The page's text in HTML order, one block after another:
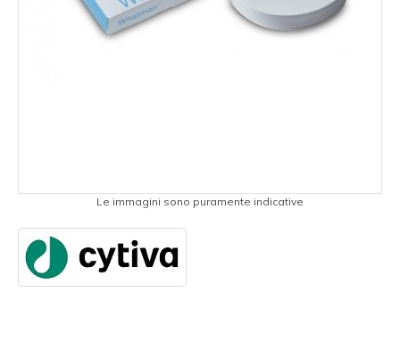
Le immagini sono puramente indicative